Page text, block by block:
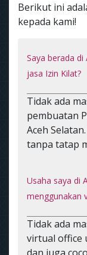
Berikut ini
kepada kami!
Saya berada di
jasa Izin Kilat?
Tidak ada
pembuatan
Aceh
tanpa tatap
Usaha saya di
menggunakan
Tidak ada
virtual office